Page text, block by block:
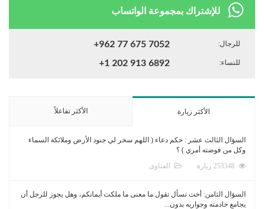
للإشتراك بمجموعة الواتساب
للرجال: +962 77 675 7052
للنساء: +1 202 913 6892
الأكثر زيارة الأكثر تفاعلاً
السؤال الثالث عشر : حكم دعاء ( اللهم سخر لي جنود الأرض وملائكة السماء
وكل من فوضته أمري ) ؟
الفتاوى
السؤال الثامن: أخت تسأل تقول ما معنى ما ملكت أيمانكم، وهل يجوز للرجل أن
يجامع خادمته وجواريه بدون...